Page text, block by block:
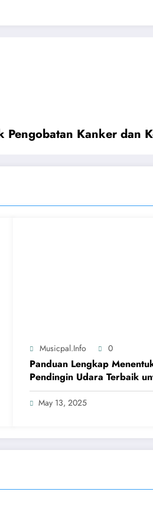
Kanker dan
Musicpal.info 0
Panduan Lengkap
Pendingin Udara Terbaik
Kenyamanan Maksimal
May 13, 2025